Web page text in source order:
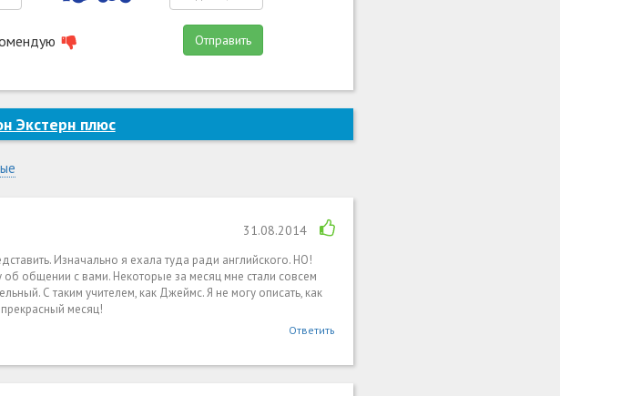
Отправить
Экстерн плюс
31.08.2014
Изначально я ехала туда ради английского. НО!
общении с вами. Некоторые за месяц мне стали совсем
С таким учителем, как Джеймс. Я не могу описать, как
месяц!
Ответить